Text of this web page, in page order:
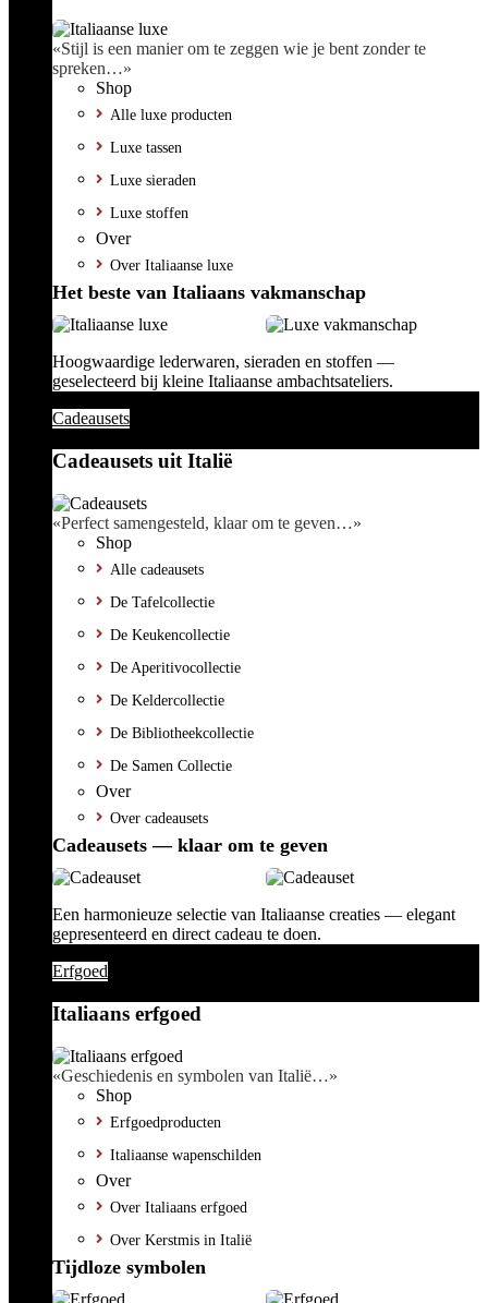
«Stijl is een manier om te zeggen wie je bent zonder te
spreken…»
Shop
Alle luxe producten
Luxe tassen
Luxe sieraden
Luxe stoffen
Over
Over Italiaanse luxe
Het beste van Italiaans vakmanschap
Hoogwaardige lederwaren, sieraden en stoffen —
geselecteerd bij kleine Italiaanse ambachtsateliers.
Cadeausets
Cadeausets uit Italië
«Perfect samengesteld, klaar om te geven…»
Shop
Alle cadeausets
De Tafelcollectie
De Keukencollectie
De Aperitivocollectie
De Keldercollectie
De Bibliotheekcollectie
De Samen Collectie
Over
Over cadeausets
Cadeausets — klaar om te geven
Een harmonieuze selectie van Italiaanse creaties — elegant
gepresenteerd en direct cadeau te doen.
Erfgoed
Italiaans erfgoed
«Geschiedenis en symbolen van Italië…»
Shop
Erfgoedproducten
Italiaanse wapenschilden
Over
Over Italiaans erfgoed
Over Kerstmis in Italië
Tijdloze symbolen